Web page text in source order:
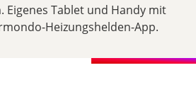
Tablet und Handy mit
Heizungshelden-App.